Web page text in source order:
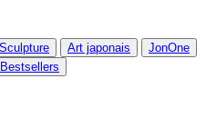
Sculpture Art japonais
JonOne
Bestsellers